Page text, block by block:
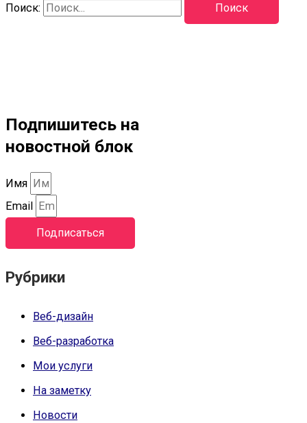
Поиск:
Подпишитесь на
новостной блок
Имя
Email
Подписаться
Рубрики
Веб-дизайн
Веб-разработка
Мои услуги
На заметку
Новости